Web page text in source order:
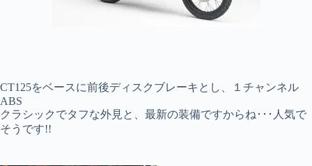
CT125をベースに前後ディスクブレーキとし、１チャンネル
ABS
クラシックでタフな外見と、最新の装備ですからね･･･人気で
そうです!!